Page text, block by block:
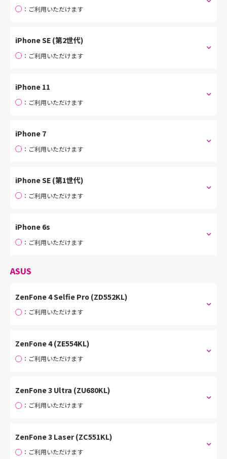
○ ：ご利用いただけます
iPhone SE (第2世代)
○ ：ご利用いただけます
iPhone 11
○ ：ご利用いただけます
iPhone 7
○ ：ご利用いただけます
iPhone SE (第1世代)
○ ：ご利用いただけます
iPhone 6s
○ ：ご利用いただけます
ASUS
ZenFone 4 Selfie Pro (ZD552KL)
○ ：ご利用いただけます
ZenFone 4 (ZE554KL)
○ ：ご利用いただけます
ZenFone 3 Ultra (ZU680KL)
○ ：ご利用いただけます
ZenFone 3 Laser (ZC551KL)
○ ：ご利用いただけます